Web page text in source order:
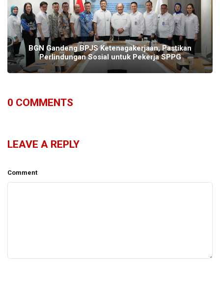
BGN Gandeng BPJS Ketenagakerjaan, Pastikan
Perlindungan Sosial untuk Pekerja SPPG
0 COMMENTS
LEAVE A REPLY
Comment